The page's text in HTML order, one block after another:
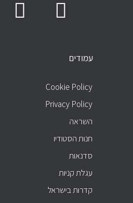
עמודים
עמודים
Cookie Policy
Privacy Policy
השראה
חנות הסטודיו
סדנאות
עגלת קניות
קדרות בישראל